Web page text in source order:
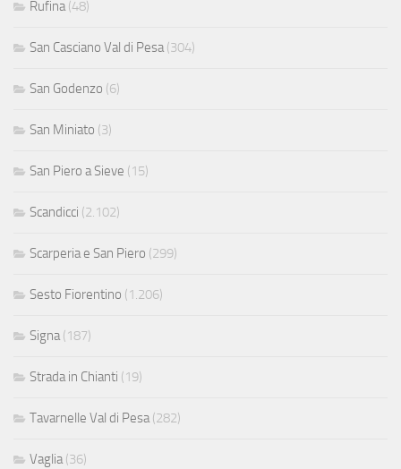
Rufina(48)
San Casciano Val di Pesa(304)
San Godenzo (6)
San Miniato (3)
San Piero a Sieve (15)
Scandicci (2.102)
Scarperia e San Piero (299)
Sesto Fiorentino (1.206)
Signa(187)
Strada in Chianti (19)
Tavarnelle Val di Pesa(282)
Vaglia(36)